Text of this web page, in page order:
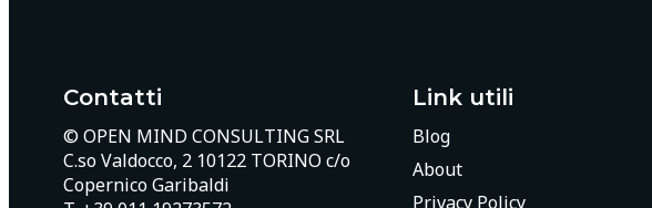
Contatti
© OPEN MIND CONSULTING SRL
C.so Valdocco, 2 10122 TORINO c/o
Copernico Garibaldi
Link utili
Blog
About
Privacy Policy